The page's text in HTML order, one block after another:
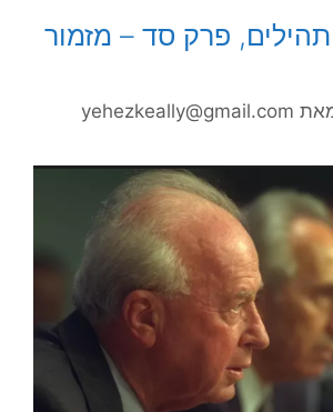
תהילים, פרק סד – מזמור
yehezkeally@gmail.com